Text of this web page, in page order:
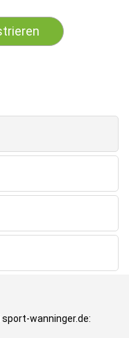
wanninger.de: